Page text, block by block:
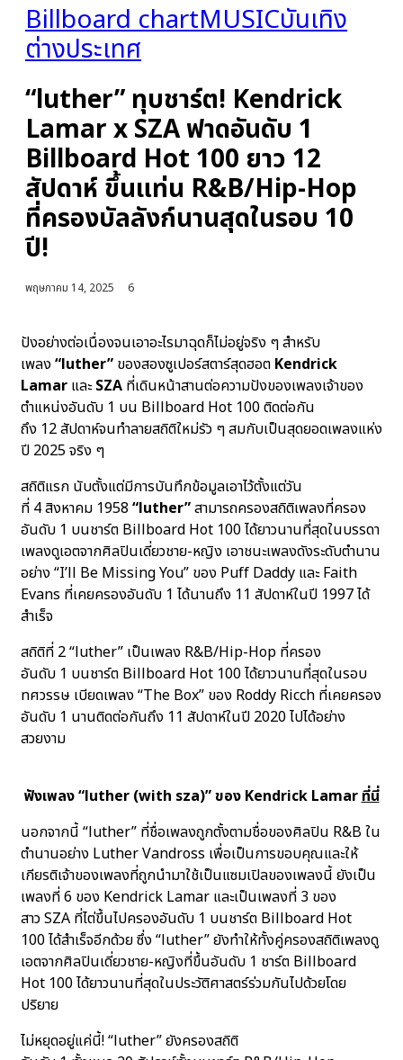
Billboard chartMUSICบันเทิง
ต่างประเทศ
“luther” ทุบชาร์ต! Kendrick
Lamar x SZA ฟาดอันดับ 1
Billboard Hot 100 ยาว 12
สัปดาห์ ขึ้นแท่น R&B/Hip-Hop
ที่ครองบัลลังก์นานสุดในรอบ 10
ปี!
พฤษภาคม 14, 2025 6
ปังอย่างต่อเนื่องจนเอาอะไรมาฉุดก็ไม่อยู่จริง ๆ สำหรับ
เพลง“luther” ของสองซูเปอร์สตาร์สุดฮอต Kendrick
Lamar และSZA ที่เดินหน้าสานต่อความปังของเพลงเจ้าของ
ตำแหน่งอันดับ 1 บน Billboard Hot 100 ติดต่อกัน
ถึง 12 สัปดาห์จนทำลายสถิติใหม่รัว ๆ สมกับเป็นสุดยอดเพลงแห่ง
ปี 2025 จริง ๆ
สถิติแรก นับตั้งแต่มีการบันทึกข้อมูลเอาไว้ตั้งแต่วัน
ที่ 4 สิงหาคม 1958 “luther”สามารถครองสถิติเพลงที่ครอง
อันดับ 1 บนชาร์ต Billboard Hot 100 ได้ยาวนานที่สุดในบรรดา
เพลงดูเอตจากศิลปินเดี่ยวชาย-หญิง เอาชนะเพลงดังระดับตำนาน
อย่าง “I’ll Be Missing You” ของ Puff Daddy และ Faith
Evans ที่เคยครองอันดับ 1 ได้นานถึง 11 สัปดาห์ในปี 1997 ได้
สำเร็จ
สถิติที่ 2 “luther” เป็นเพลง R&B/Hip-Hop ที่ครอง
อันดับ 1 บนชาร์ต Billboard Hot 100 ได้ยาวนานที่สุดในรอบ
ทศวรรษ เบียดเพลง “The Box” ของ Roddy Ricch ที่เคยครอง
อันดับ 1 นานติดต่อกันถึง 11 สัปดาห์ในปี 2020 ไปได้อย่าง
สวยงาม
ฟังเพลง “luther (with sza)” ของ Kendrick Lamarที่นี่
นอกจากนี้ “luther” ที่ชื่อเพลงถูกตั้งตามชื่อของศิลปิน R&B ใน
ตำนานอย่าง Luther Vandross เพื่อเป็นการขอบคุณและให้
เกียรติเจ้าของเพลงที่ถูกนำมาใช้เป็นแซมเปิลของเพลงนี้ ยังเป็น
เพลงที่ 6 ของ Kendrick Lamar และเป็นเพลงที่ 3 ของ
สาว SZA ที่ไต่ขึ้นไปครองอันดับ 1 บนชาร์ต Billboard Hot
100 ได้สำเร็จอีกด้วย ซึ่ง “luther” ยังทำให้ทั้งคู่ครองสถิติเพลงดู
เอตจากศิลปินเดี่ยวชาย-หญิงที่ขึ้นอันดับ 1 ชาร์ต Billboard
Hot 100 ได้ยาวนานที่สุดในประวัติศาสตร์ร่วมกันไปด้วยโดย
ปริยาย
ไม่หยุดอยู่แค่นี้! “luther” ยังครองสถิติ